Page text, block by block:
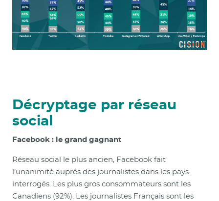
Décryptage par réseau
social
Facebook : le grand gagnant
Réseau social le plus ancien, Facebook fait
l’unanimité auprès des journalistes dans les pays
interrogés. Les plus gros consommateurs sont les
Canadiens (92%). Les journalistes Français sont les